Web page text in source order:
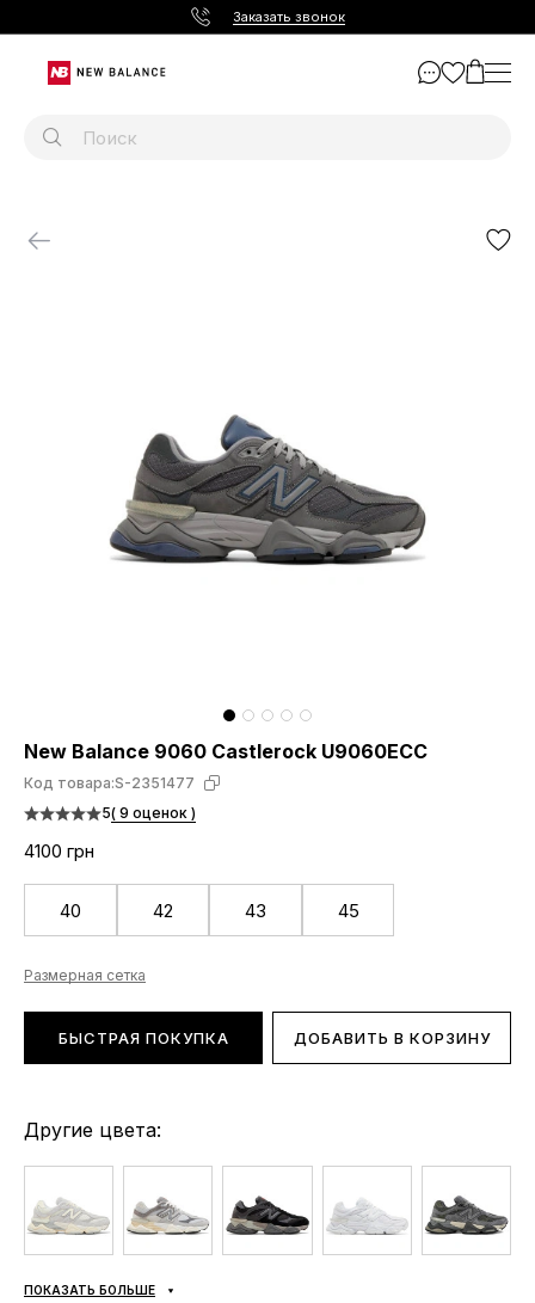
Заказать звонок
New Balance 9060 Castlerock U9060ECC
Код товара:S-2351477
5( 9 оценок )
4100 грн
40 42 43 45
Размерная сетка
БЫСТРАЯ ПОКУПКА ДОБАВИТЬ В КОРЗИНУ
Другие цвета:
ПОКАЗАТЬ БОЛЬШЕ